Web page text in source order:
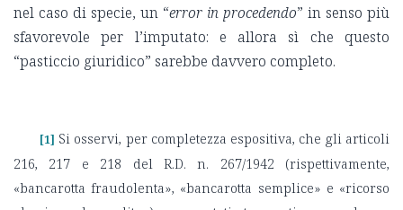
nel caso di specie, un “error in procedendo” in senso più
sfavorevole per l’imputato: e allora sì che questo
“pasticcio giuridico” sarebbe davvero completo.
[1] Si osservi, per completezza espositiva, che gli articoli
216, 217 e 218 del R.D. n. 267/1942 (rispettivamente,
«bancarotta fraudolenta», «bancarotta semplice» e «ricorso